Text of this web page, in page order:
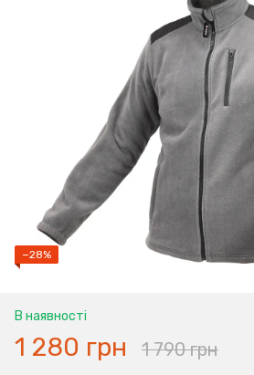
−28%
В наявності
1 280 грн 1 790 грн